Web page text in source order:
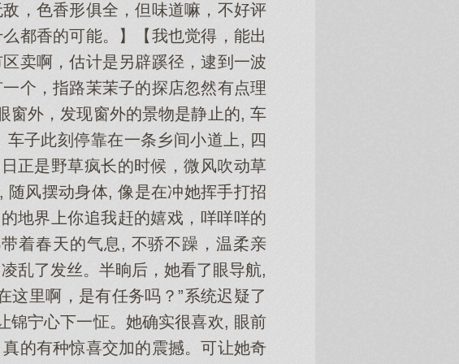
，色香形俱全，但味道嘛，不好评
都香的可能。】【我也觉得，能出
卖啊，估计是另辟蹊径，逮到一波
个，指路茉茉子的探店忽然有点理
窗外，发现窗外的景物是静止的, 车
子此刻停靠在一条乡间小道上, 四
正是野草疯长的时候，微风吹动草
风摆动身体, 像是在冲她挥手打招
地界上你追我赶的嬉戏，咩咩咩的
着春天的气息, 不骄不躁，温柔亲
乱了发丝。半晌后，她看了眼导航,
这里啊，是有任务吗？”系统迟疑了
锦宁心下一怔。她确实很喜欢, 眼前
的有种惊喜交加的震撼。可让她奇